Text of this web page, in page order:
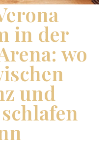
in der
wo
und